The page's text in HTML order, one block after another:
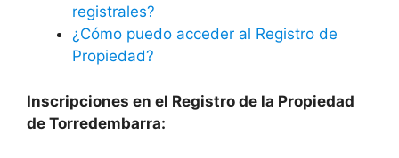
registrales?
¿Cómo puedo acceder al Registro de
Propiedad?
Inscripciones en el Registro de la Propiedad
de Torredembarra: